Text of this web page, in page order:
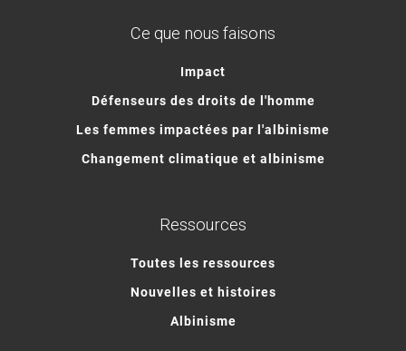
Ce que nous faisons
Impact
Défenseurs des droits de l'homme
Les femmes impactées par l'albinisme
Changement climatique et albinisme
Ressources
Toutes les ressources
Nouvelles et histoires
Albinisme